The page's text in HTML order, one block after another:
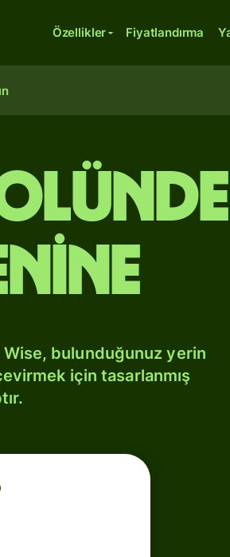
Özellikler Fiyatlandırma
Wise, bulunduğunuz yerin
için tasarlanmış